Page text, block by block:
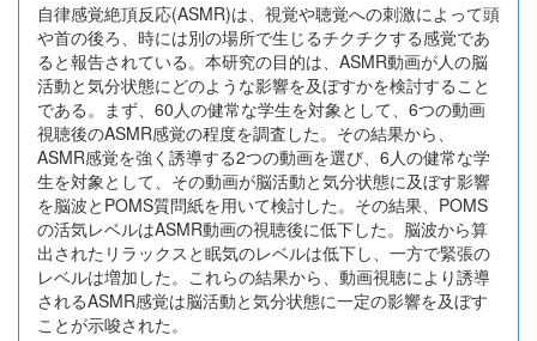
自律感覚絶頂反応(ASMR)は、視覚や聴覚への刺激によって頭
や首の後ろ、時には別の場所で生じるチクチクする感覚であ
ると報告されている。本研究の目的は、ASMR動画が人の脳
活動と気分状態にどのような影響を及ぼすかを検討すること
である。まず、60人の健常な学生を対象として、6つの動画
視聴後のASMR感覚の程度を調査した。その結果から、
ASMR感覚を強く誘導する2つの動画を選び、6人の健常な学
生を対象として、その動画が脳活動と気分状態に及ぼす影響
を脳波とPOMS質問紙を用いて検討した。その結果、POMS
の活気レベルはASMR動画の視聴後に低下した。脳波から算
出されたリラックスと眠気のレベルは低下し、一方で緊張の
レベルは増加した。これらの結果から、動画視聴により誘導
されるASMR感覚は脳活動と気分状態に一定の影響を及ぼす
ことが示唆された。